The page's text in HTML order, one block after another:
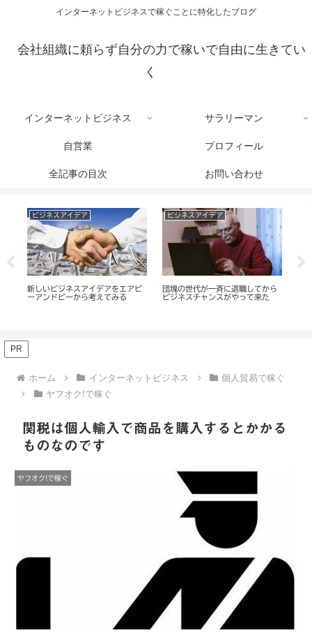
インターネットビジネスで稼ぐことに特化したブログ
会社組織に頼らず自分の力で稼いで自由に生きてい
く
インターネットビジネス サラリーマン
自営業 プロフィール
全記事の目次 お問い合わせ
ヤフオク!で稼ぐ
ヤフオクでは私たちは落札者を選
べない。では、どうする？
個人貿易で稼ぐ
転売で早く結果を出す人は儲ける
ことに直結する行動をする
PR
ホーム インターネットビジネス
個人貿易で稼ぐ
ヤフオク!で稼ぐ
関税は個人輸入で商品を購入するとかかる
ものなのです
ヤフオク!で稼ぐ